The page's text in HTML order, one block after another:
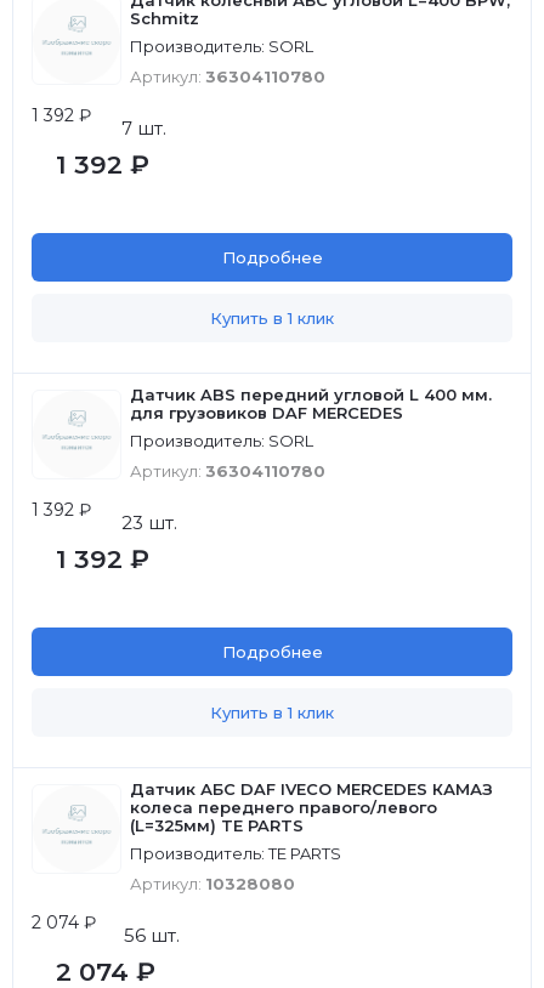
Schmitz
Производитель: SORL
Артикул: 36304110780
1 392 ₽
7 шт.
1 392 ₽
Подробнее
Купить в 1 клик
Датчик ABS передний угловой L 400 мм.
для грузовиков DAF MERCEDES
Производитель: SORL
Артикул: 36304110780
1 392 ₽
23 шт.
1 392 ₽
Подробнее
Купить в 1 клик
Датчик АБС DAF IVECO MERCEDES КАМАЗ
колеса переднего правого/левого
(L=325мм) TE PARTS
Производитель: TE PARTS
Артикул: 10328080
2 074 ₽
56 шт.
2 074 ₽